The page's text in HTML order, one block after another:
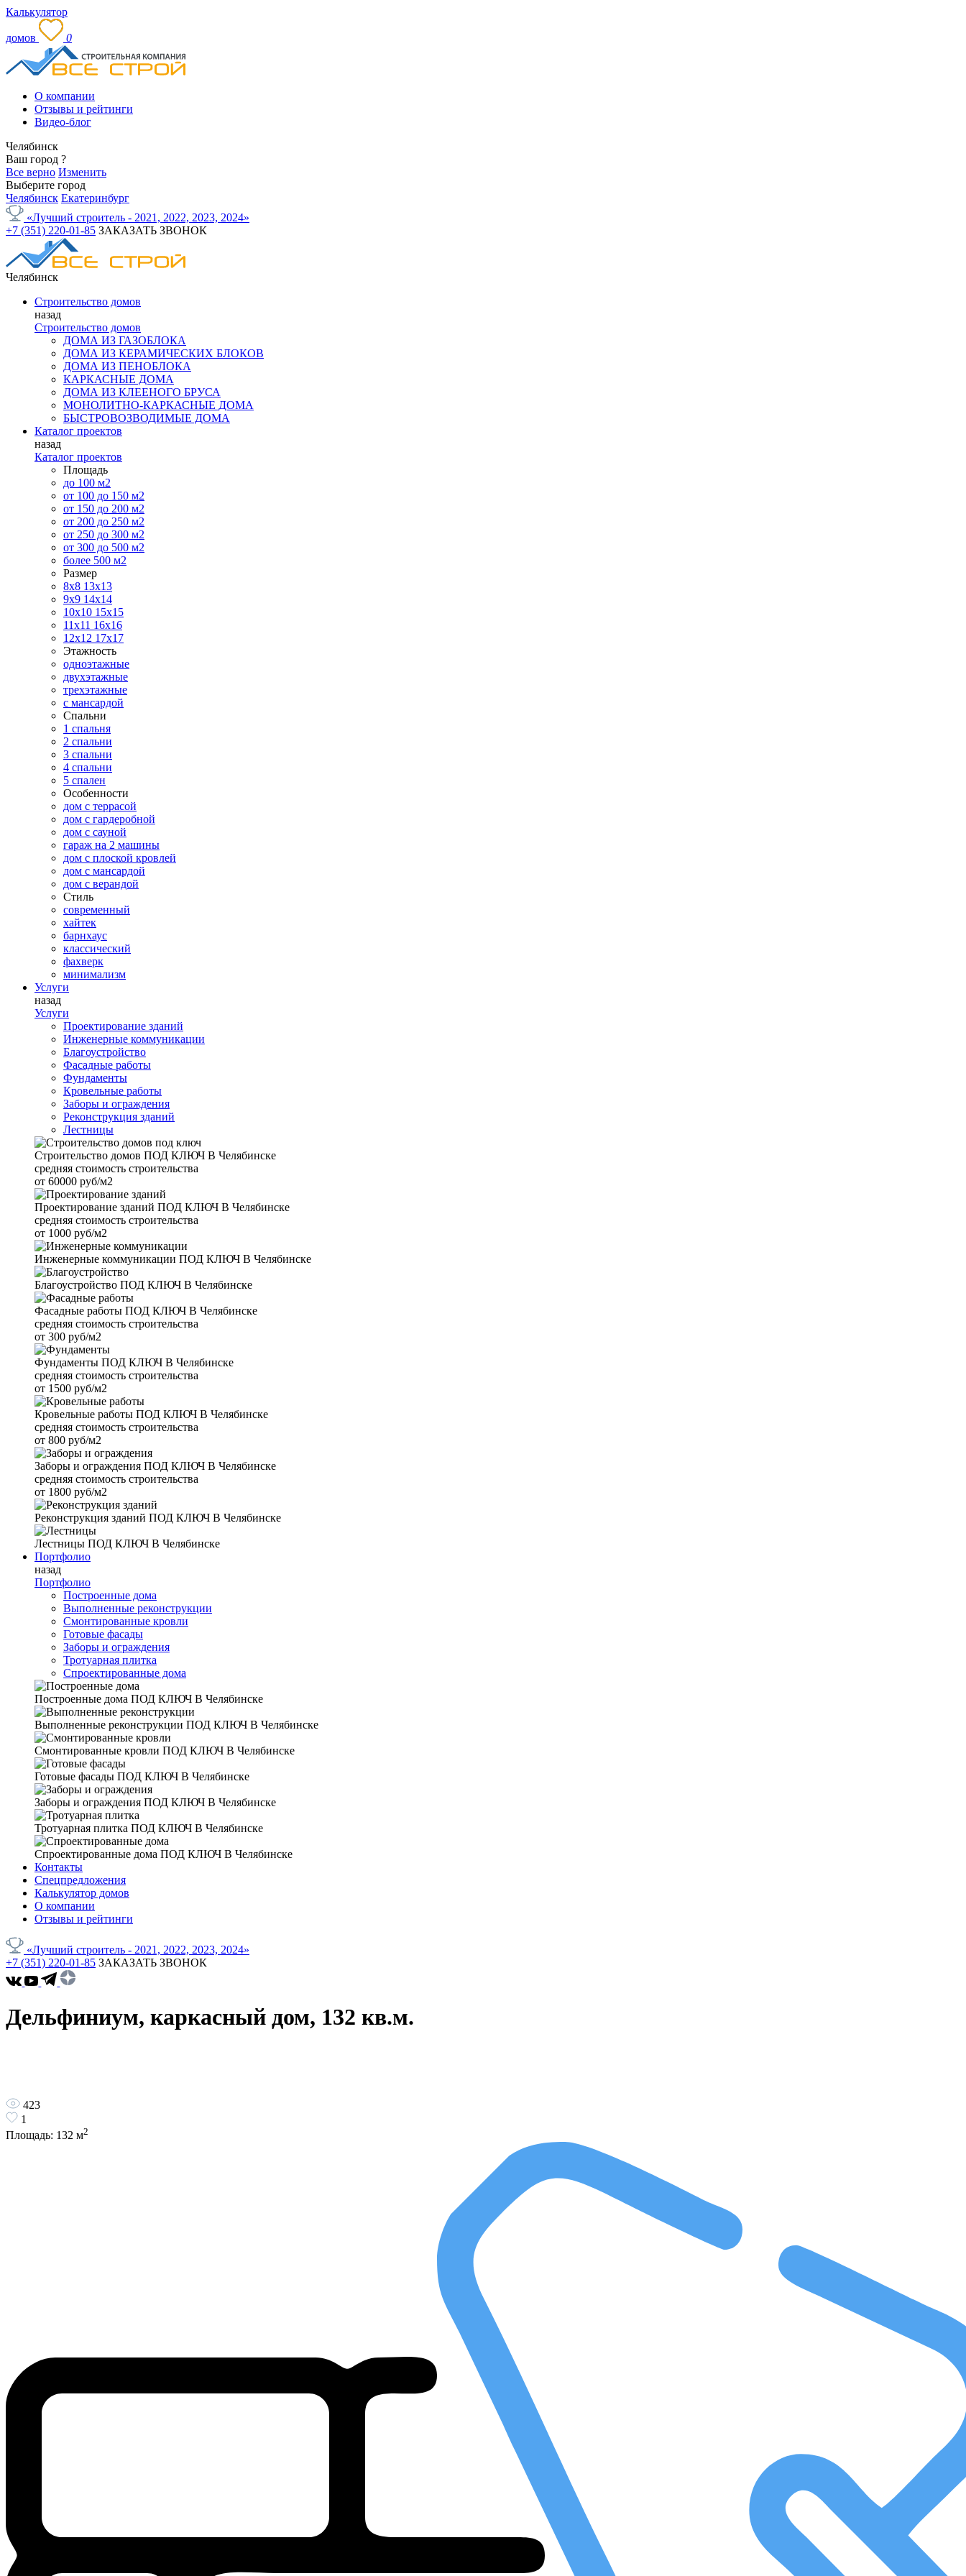
Калькулятор
домов 0
О компании
Отзывы и рейтинги
Видео-блог
Челябинск
Ваш город ?
Все верно Изменить
Выберите город
Челябинск Екатеринбург
«Лучший строитель - 2021, 2022, 2023, 2024»
+7 (351) 220-01-85 ЗАКАЗАТЬ ЗВОНОК
Челябинск
Строительство домов
назад
Строительство домов
ДОМА ИЗ ГАЗОБЛОКА
ДОМА ИЗ КЕРАМИЧЕСКИХ БЛОКОВ
ДОМА ИЗ ПЕНОБЛОКА
КАРКАСНЫЕ ДОМА
ДОМА ИЗ КЛЕЕНОГО БРУСА
МОНОЛИТНО-КАРКАСНЫЕ ДОМА
БЫСТРОВОЗВОДИМЫЕ ДОМА
Каталог проектов
назад
Каталог проектов
Площадь
до 100 м2
от 100 до 150 м2
от 150 до 200 м2
от 200 до 250 м2
от 250 до 300 м2
от 300 до 500 м2
более 500 м2
Размер
8х8 13х13
9х9 14х14
10х10 15х15
11x11 16х16
12х12 17х17
Этажность
одноэтажные
двухэтажные
трехэтажные
с мансардой
Спальни
1 спальня
2 спальни
3 спальни
4 спальни
5 спален
Особенности
дом с террасой
дом с гардеробной
дом с сауной
гараж на 2 машины
дом с плоской кровлей
дом с мансардой
дом с верандой
Стиль
современный
хайтек
барнхаус
классический
фахверк
минимализм
Услуги
назад
Услуги
Проектирование зданий
Инженерные коммуникации
Благоустройство
Фасадные работы
Фундаменты
Кровельные работы
Заборы и ограждения
Реконструкция зданий
Лестницы
Строительство домов ПОД КЛЮЧ В Челябинске
средняя стоимость строительства
от 60000 руб/м2
Проектирование зданий ПОД КЛЮЧ В Челябинске
средняя стоимость строительства
от 1000 руб/м2
Инженерные коммуникации ПОД КЛЮЧ В Челябинске
Благоустройство ПОД КЛЮЧ В Челябинске
Фасадные работы ПОД КЛЮЧ В Челябинске
средняя стоимость строительства
от 300 руб/м2
Фундаменты ПОД КЛЮЧ В Челябинске
средняя стоимость строительства
от 1500 руб/м2
Кровельные работы ПОД КЛЮЧ В Челябинске
средняя стоимость строительства
от 800 руб/м2
Заборы и ограждения ПОД КЛЮЧ В Челябинске
средняя стоимость строительства
от 1800 руб/м2
Реконструкция зданий ПОД КЛЮЧ В Челябинске
Лестницы ПОД КЛЮЧ В Челябинске
Портфолио
назад
Портфолио
Построенные дома
Выполненные реконструкции
Смонтированные кровли
Готовые фасады
Заборы и ограждения
Тротуарная плитка
Спроектированные дома
Построенные дома ПОД КЛЮЧ В Челябинске
Выполненные реконструкции ПОД КЛЮЧ В Челябинске
Смонтированные кровли ПОД КЛЮЧ В Челябинске
Готовые фасады ПОД КЛЮЧ В Челябинске
Заборы и ограждения ПОД КЛЮЧ В Челябинске
Тротуарная плитка ПОД КЛЮЧ В Челябинске
Спроектированные дома ПОД КЛЮЧ В Челябинске
Контакты
Спецпредложения
Калькулятор домов
О компании
Отзывы и рейтинги
«Лучший строитель - 2021, 2022, 2023, 2024»
+7 (351) 220-01-85 ЗАКАЗАТЬ ЗВОНОК
Дельфиниум, каркасный дом, 132 кв.м.
423
1
Площадь: 132 м2